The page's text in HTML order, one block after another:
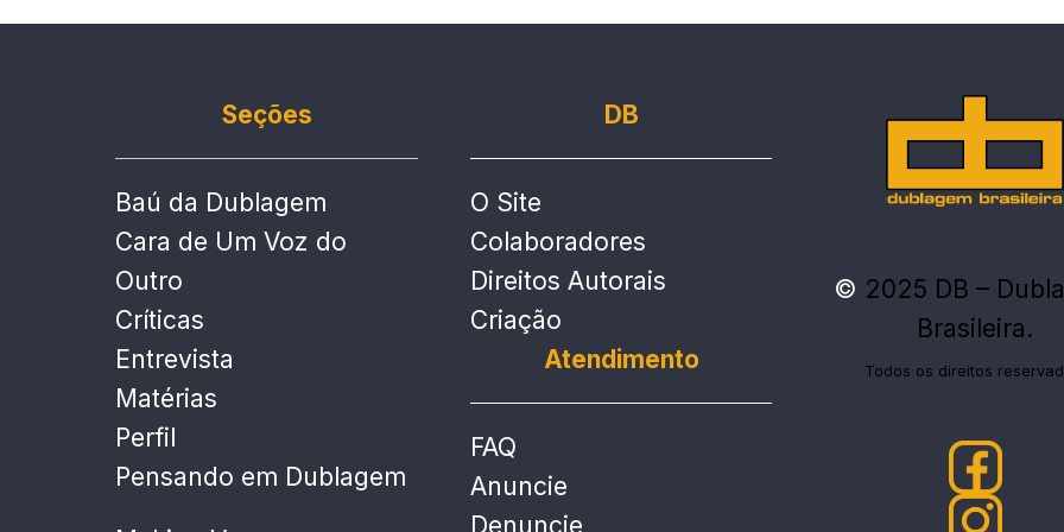
Seções
Baú da Dublagem
Cara de Um Voz do
Outro
Críticas
Entrevista
Matérias
Perfil
Pensando em Dublagem
DB
O Site
Colaboradores
Direitos Autorais
Criação
Atendimento
FAQ
Anuncie
Denuncie
© 2025 DB –
Brasileira.
Todos os direitos